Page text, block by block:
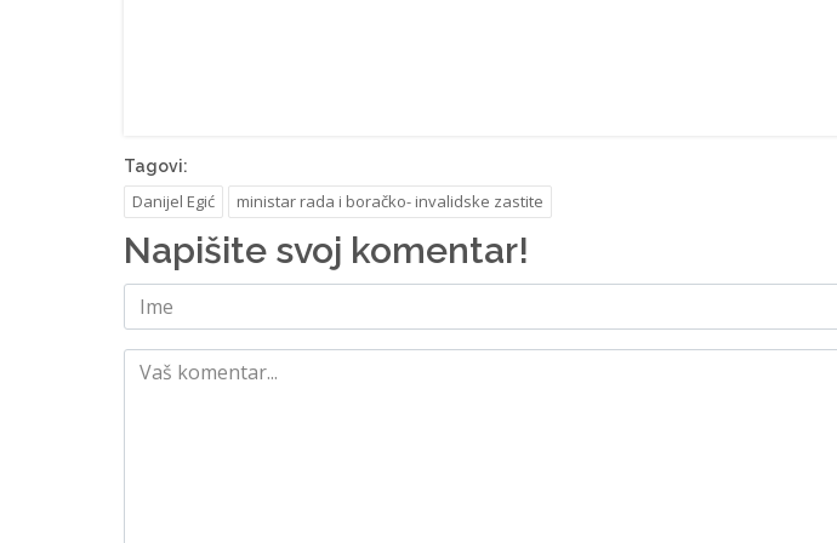
Tagovi:
Danijel Egić ministar rada i boračko- invalidske zastite
Napišite svoj komentar!